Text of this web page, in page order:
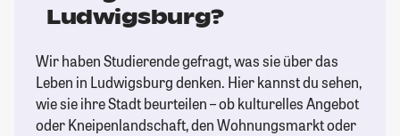
Ludwigsburg?
Wir haben Studierende gefragt, was sie über das
Leben in Ludwigsburg denken. Hier kannst du sehen,
wie sie ihre Stadt beurteilen – ob kulturelles Angebot
oder Kneipenlandschaft, den Wohnungsmarkt oder